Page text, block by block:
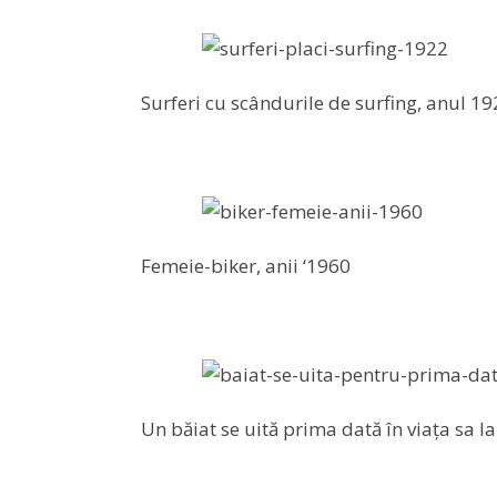
Surferi cu scândurile de surfing, anul
Femeie-biker, anii ‘1960
Un băiat se uită prima dată în viața sa